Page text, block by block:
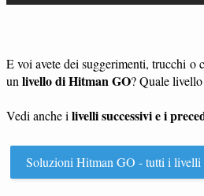
E voi avete dei suggerimenti, trucchi o
unlivello di Hitman GO? Quale
Vedi anche ilivelli successivi e i
Soluzioni Hitman GO - tutti i livelli